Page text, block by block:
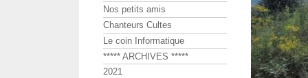
Nos petits amis
Chanteurs Cultes
Le coin Informatique
***** ARCHIVES *****
2021